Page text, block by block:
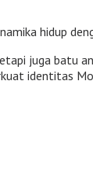
hidup
juga batu
identitas